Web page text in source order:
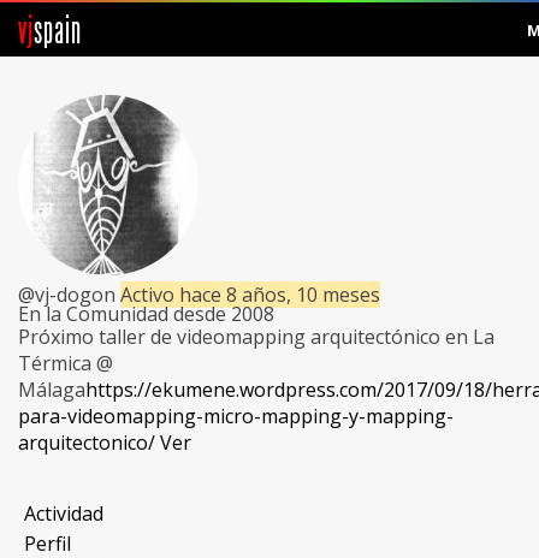
vjspain
Noticias
Vjspain
Ayuda
Contacto
Entrar
@vj-dogon Activo hace 8 años, 10 meses
En la Comunidad desde 2008
Próximo taller de videomapping arquitectónico en La
Térmica @
Málagahttps://ekumene.wordpress.com/2017/09/18/
para-videomapping-micro-mapping-y-mapping-
arquitectonico/Ver
Actividad
Perfil